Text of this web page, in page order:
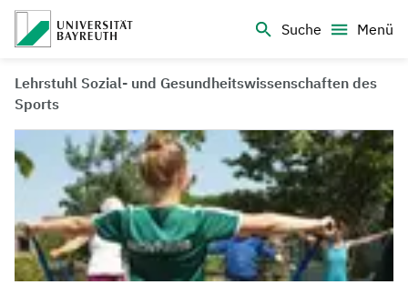
Suche
Menü
Lehrstuhl Sozial- und Gesundheitswissenschaften des
Sports